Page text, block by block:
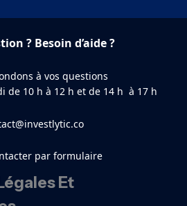
? Besoin d’aide ?
à vos questions
de 10 h à 12 h et de 14 h à 17 h
par formulaire
Et